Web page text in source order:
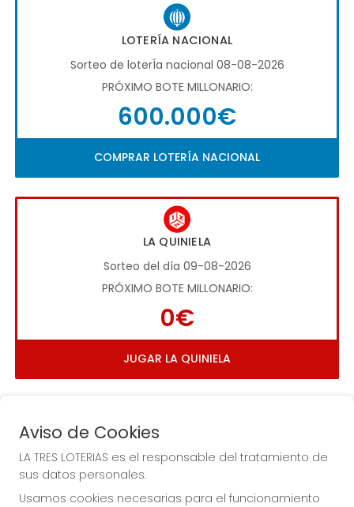
LOTERÍA NACIONAL
Sorteo de loterÍa nacional 08-08-2026
PRÓXIMO BOTE MILLONARIO:
600.000€
COMPRAR LOTERÍA NACIONAL
LA QUINIELA
Sorteo del día 09-08-2026
PRÓXIMO BOTE MILLONARIO:
0€
JUGAR LA QUINIELA
Aviso de Cookies
LA TRES LOTERIAS es el responsable del tratamiento de
sus datos personales.
Usamos cookies necesarias para el funcionamiento